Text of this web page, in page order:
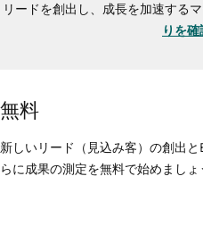
リードを創出し、成長を加速する
りを
無料
新しいリード（見込み客）の創出と
らに成果の測定を無料で始めましょ